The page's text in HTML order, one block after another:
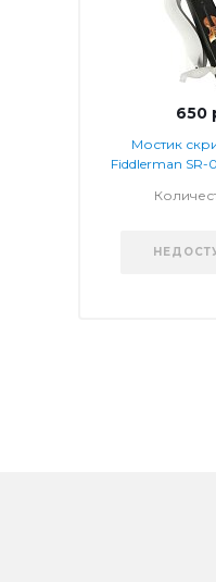
650
Мостик
Fiddlerman